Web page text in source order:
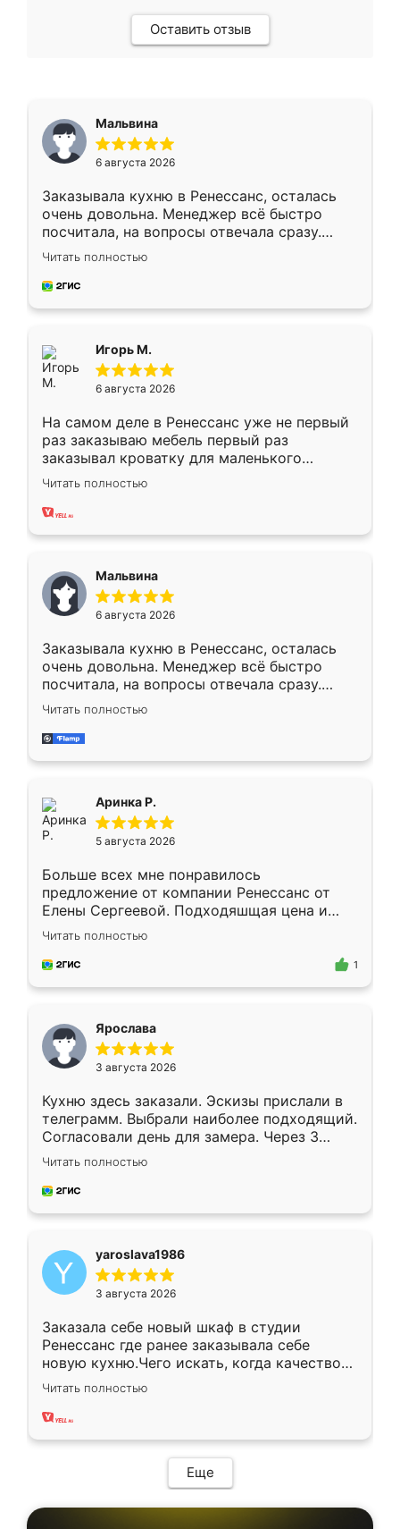
Оставить отзыв
Мальвина
6 августа 2026
Заказывала кухню в Ренессанс, осталась
очень довольна. Менеджер всё быстро
посчитала, на вопросы отвечала сразу.
Замерщик приехал в субботу, подошёл к
делу со всей ответственностью. Собрали
за день, ребята работали аккуратно, даже
Читать полностью
Игорь М.
6 августа 2026
На самом деле в Ренессанс уже не первый
раз заказываю мебель первый раз
заказывал кроватку для маленького
ребёнка при его рождении ,во второй раз
заказал шкаф-купе. По качеству очень
хорошее сборка достаточно быстрая,
меньше, здесь же он более разнообразный.
Мне нравится ,если что-то потребуется из
мебели буду заказывать только здесь.
Читать полностью
Мальвина
6 августа 2026
Заказывала кухню в Ренессанс, осталась
очень довольна. Менеджер всё быстро
посчитала, на вопросы отвечала сразу.
Замерщик приехал в субботу, подошёл к
делу со всей ответственностью. Собрали
за день, ребята работали аккуратно, даже
Читать полностью
Аринка Р.
5 августа 2026
Больше всех мне понравилось
предложение от компании Ренессанс от
Елены Сергеевой. Подходяшщая цена и
короткие сроки изготовления. Приехавший
для замера сотрудник Владислав
предложил по моему эскизу самый
Читать полностью
1
Ярослава
3 августа 2026
Кухню здесь заказали. Эскизы прислали в
телеграмм. Выбрали наиболее подходящий.
Согласовали день для замера. Через 3
недели кухня была уже готова. Остались
довольны работой. Спасибо Ренессанс
мебель за качественную работу!
Читать полностью
yaroslava1986
3 августа 2026
Заказала себе новый шкаф в студии
Ренессанс где ранее заказывала себе
новую кухню.Чего искать, когда качеством
вполне довольна. Служит кухня уже почти
два года, нареканий нет.
Читать полностью
Еще